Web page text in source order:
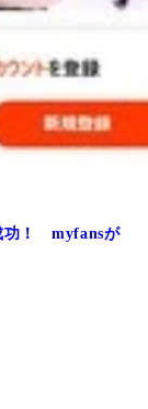
功！ myfansが